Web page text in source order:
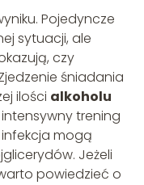
Pojedyncze
sytuacji, ale
czy
śniadania
ilości alkoholu
trening
mogą
Jeżeli
powiedzieć o